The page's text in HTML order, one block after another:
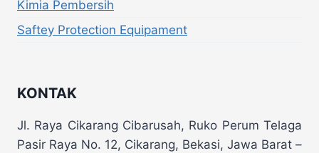
Kimia Pembersih
Saftey Protection Equipament
KONTAK
Jl. Raya Cikarang Cibarusah, Ruko Perum Telaga
Pasir Raya No. 12, Cikarang, Bekasi, Jawa Barat –